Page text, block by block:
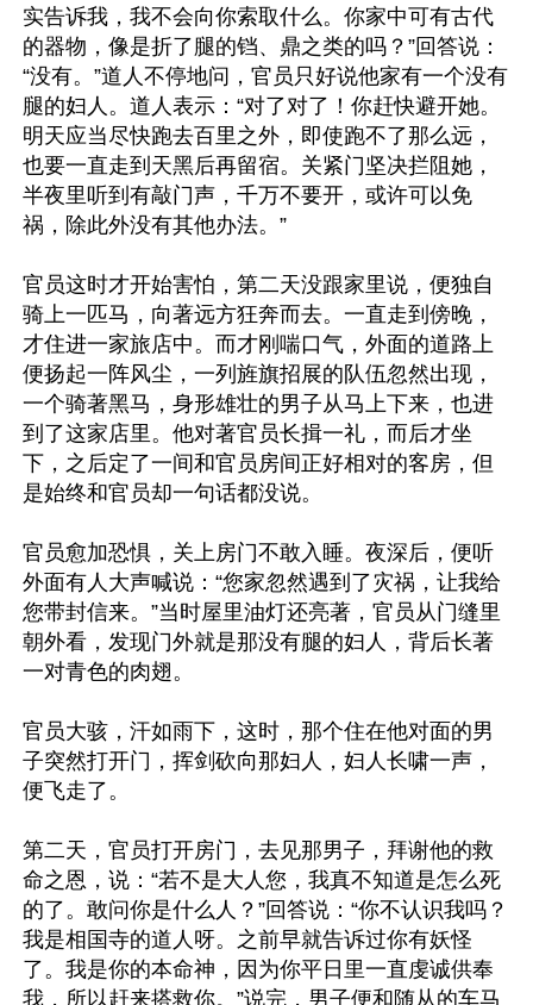
实告诉我，我不会向你索取什么。你家中可有古代
的器物，像是折了腿的铛、鼎之类的吗？”回答说：
“没有。”道人不停地问，官员只好说他家有一个没有
腿的妇人。道人表示：“对了对了！你赶快避开她。
明天应当尽快跑去百里之外，即使跑不了那么远，
也要一直走到天黑后再留宿。关紧门坚决拦阻她，
半夜里听到有敲门声，千万不要开，或许可以免
祸，除此外没有其他办法。”
官员这时才开始害怕，第二天没跟家里说，便独自
骑上一匹马，向著远方狂奔而去。一直走到傍晚，
才住进一家旅店中。而才刚喘口气，外面的道路上
便扬起一阵风尘，一列旌旗招展的队伍忽然出现，
一个骑著黑马，身形雄壮的男子从马上下来，也进
到了这家店里。他对著官员长揖一礼，而后才坐
下，之后定了一间和官员房间正好相对的客房，但
是始终和官员却一句话都没说。
官员愈加恐惧，关上房门不敢入睡。夜深后，便听
外面有人大声喊说：“您家忽然遇到了灾祸，让我给
您带封信来。”当时屋里油灯还亮著，官员从门缝里
朝外看，发现门外就是那没有腿的妇人，背后长著
一对青色的肉翅。
官员大骇，汗如雨下，这时，那个住在他对面的男
子突然打开门，挥剑砍向那妇人，妇人长啸一声，
便飞走了。
第二天，官员打开房门，去见那男子，拜谢他的救
命之恩，说：“若不是大人您，我真不知道是怎么死
的了。敢问你是什么人？”回答说：“你不认识我吗？
我是相国寺的道人呀。之前早就告诉过你有妖怪
了。我是你的本命神，因为你平日里一直虔诚供奉
我，所以赶来搭救你。”说完，男子便和随从的车马